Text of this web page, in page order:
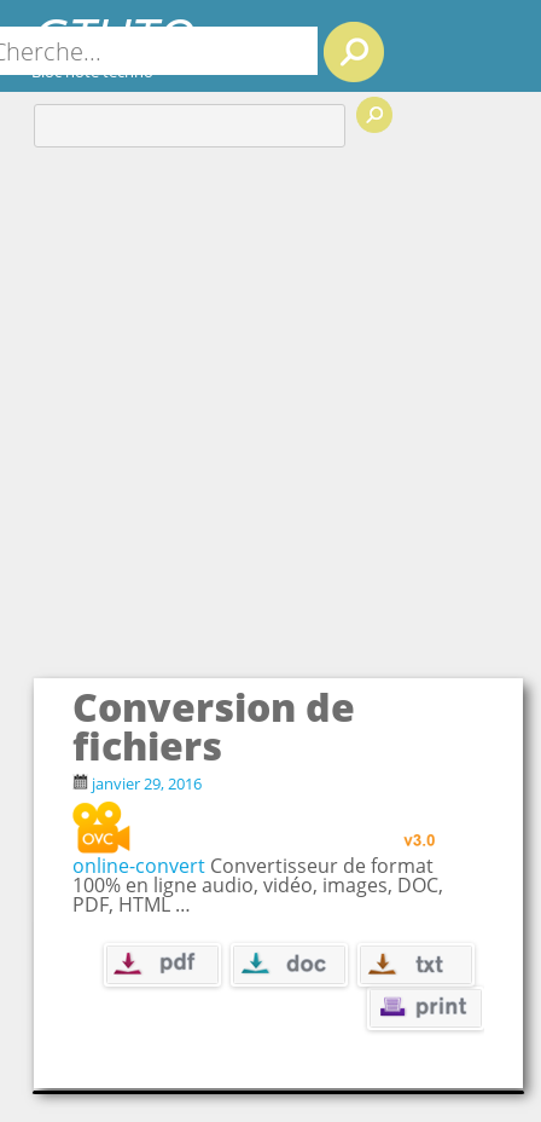
GTUTO
Bloc note techno
Search
Conversion de
fichiers
janvier 29, 2016
online-convert Convertisseur de format
100% en ligne audio, vidéo, images, DOC,
PDF, HTML …